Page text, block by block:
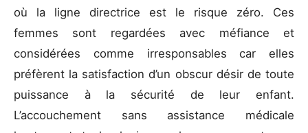
où la ligne directrice est le risque zéro. Ces
femmes sont regardées avec méfiance et
considérées comme irresponsables car elles
préfèrent la satisfaction d’un obscur désir de toute
puissance à la sécurité de leur enfant.
L’accouchement sans assistance médicale